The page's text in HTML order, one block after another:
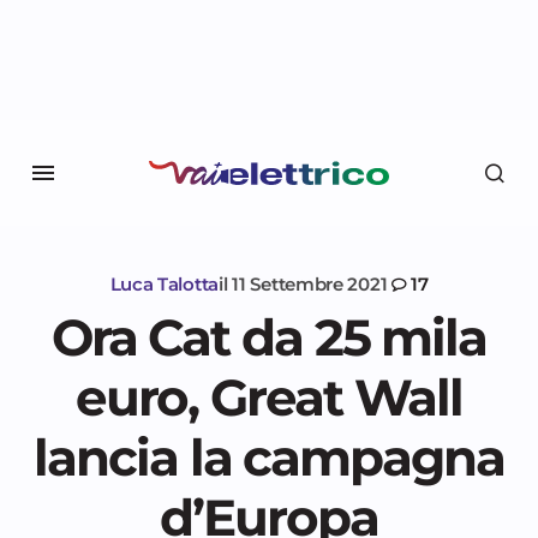
Luca Talottail 11 Settembre 2021 17
Ora Cat da 25 mila
euro, Great Wall
lancia la campagna
d’Europa